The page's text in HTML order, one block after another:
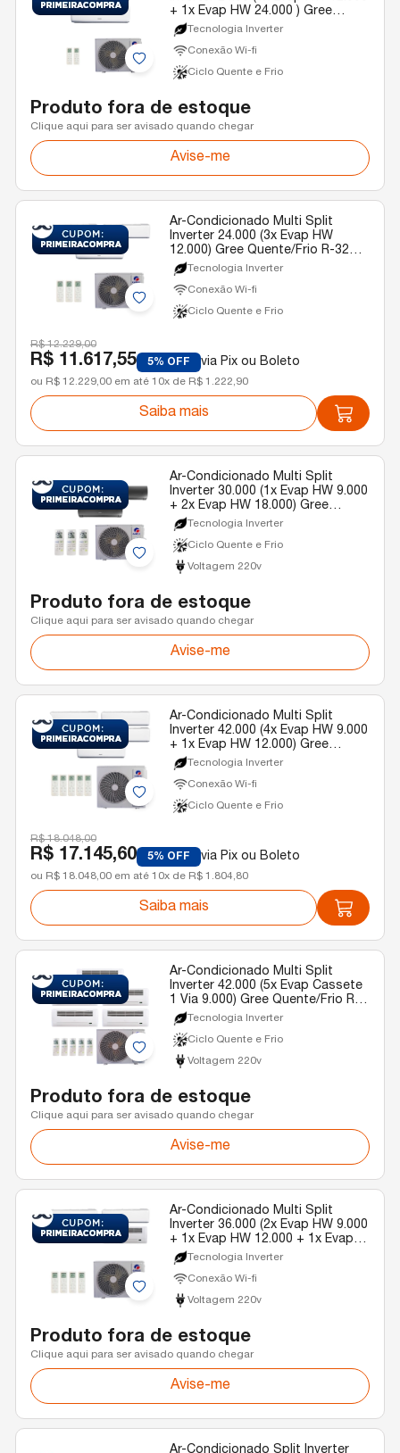
+ 1x Evap HW 24.000 ) Gree
Quente/Frio R-32 220v
Tecnologia Inverter
Conexão Wi-fi
Ciclo Quente e Frio
Produto fora de estoque
Clique aqui para ser avisado quando chegar
Avise-me
Ar-Condicionado Multi Split
Inverter 24.000 (3x Evap HW
12.000) Gree Quente/Frio R-32
220vTecnologia Inverter
Conexão Wi-fi
Ciclo Quente e Frio
R$ 12.229,00
R$ 11.617,55 5% OFF via Pix ou Boleto
ou R$ 12.229,00 em até 10x de R$ 1.222,90
Saiba mais
Ar-Condicionado Multi Split
Inverter 30.000 (1x Evap HW 9.000
+ 2x Evap HW 18.000) Gree
Diamond Quente/Frio R-32 220v
Tecnologia Inverter
Ciclo Quente e Frio
Voltagem 220v
Produto fora de estoque
Clique aqui para ser avisado quando chegar
Avise-me
Ar-Condicionado Multi Split
Inverter 42.000 (4x Evap HW 9.000
+ 1x Evap HW 12.000) Gree
Quente/Frio R-32 220v
Tecnologia Inverter
Conexão Wi-fi
Ciclo Quente e Frio
R$ 18.048,00
R$ 17.145,60 5% OFF via Pix ou Boleto
ou R$ 18.048,00 em até 10x de R$ 1.804,80
Saiba mais
Ar-Condicionado Multi Split
Inverter 42.000 (5x Evap Cassete
1 Via 9.000) Gree Quente/Frio R-
32 220v
Tecnologia Inverter
Ciclo Quente e Frio
Voltagem 220v
Produto fora de estoque
Clique aqui para ser avisado quando chegar
Avise-me
Ar-Condicionado Multi Split
Inverter 36.000 (2x Evap HW 9.000
+ 1x Evap HW 12.000 + 1x Evap
Cassete 1 Via 22.000) Gree
Quente/Frio R-32 220v
Tecnologia Inverter
Conexão Wi-fi
Voltagem 220v
Produto fora de estoque
Clique aqui para ser avisado quando chegar
Avise-me
Ar-Condicionado Split Inverter